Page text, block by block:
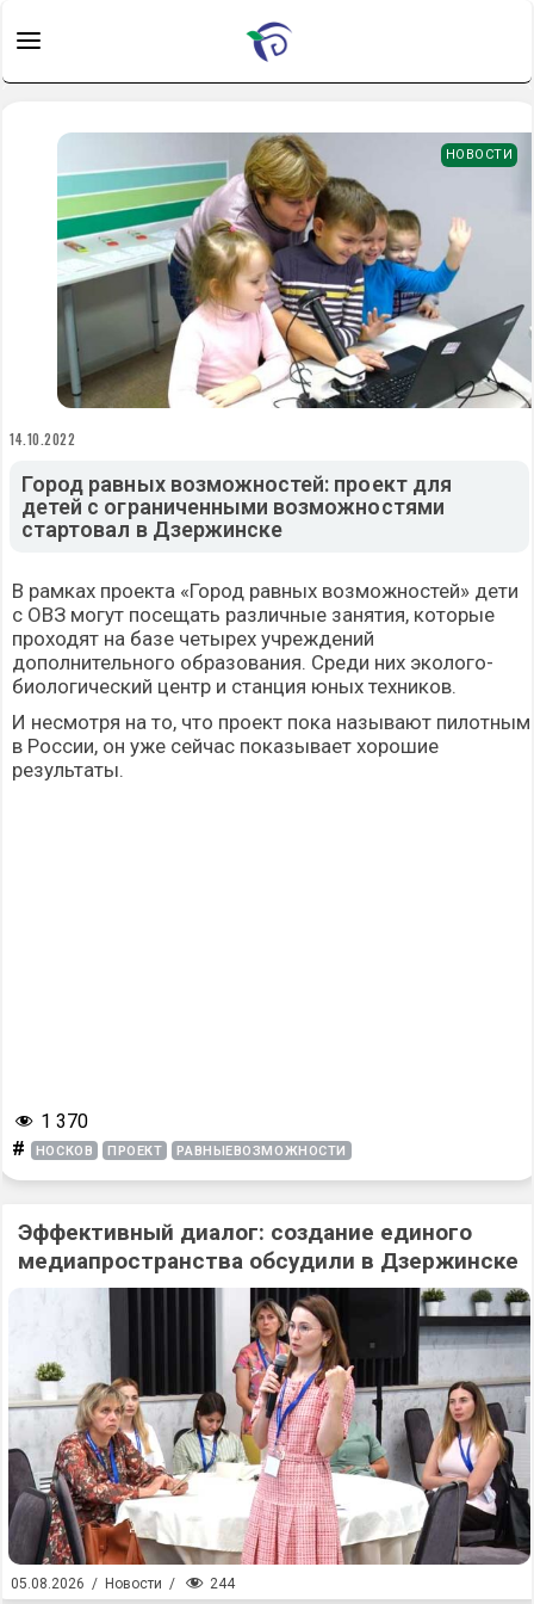
НОВОСТИ
14.10.2022
Город равных возможностей: проект для
детей с ограниченными возможностями
стартовал в Дзержинске
В рамках проекта «Город равных возможностей» дети
с ОВЗ могут посещать различные занятия, которые
проходят на базе четырех учреждений
дополнительного образования. Среди них эколого-
биологический центр и станция юных техников.
И несмотря на то, что проект пока называют пилотным
в России, он уже сейчас показывает хорошие
результаты.
1 370
# НОСКОВ ПРОЕКТ РАВНЫЕВОЗМОЖНОСТИ
Эффективный диалог: создание единого
медиапространства обсудили в Дзержинске
05.08.2026 / Новости / 244